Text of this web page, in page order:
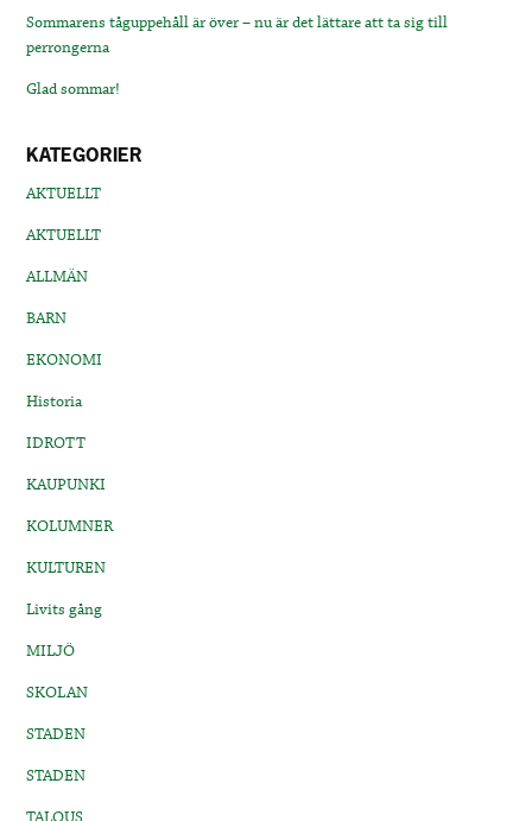
Sommarens tåguppehåll är över – nu är det lättare att ta sig till
perrongerna
Glad sommar!
KATEGORIER
AKTUELLT
AKTUELLT
ALLMÄN
BARN
EKONOMI
Historia
IDROTT
KAUPUNKI
KOLUMNER
KULTUREN
Livits gång
MILJÖ
SKOLAN
STADEN
STADEN